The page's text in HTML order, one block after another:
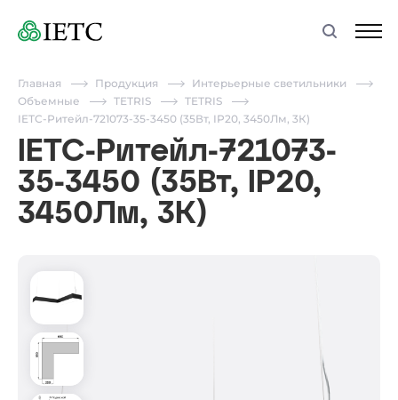
Главная Продукция
Интерьерные светильники
Объемные
TETRIS
TETRIS
IETC-Ритейл-721073-35-3450 (35Вт, IP20, 3450Лм, 3К)
IETC-Ритейл-721073-
35-3450 (35Вт, IP20,
3450Лм, 3К)